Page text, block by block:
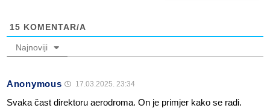
15 KOMENTAR/A
Najnoviji
Anonymous 17.03.2025. 23:34
Svaka čast direktoru aerodroma. On je primjer kako se radi.